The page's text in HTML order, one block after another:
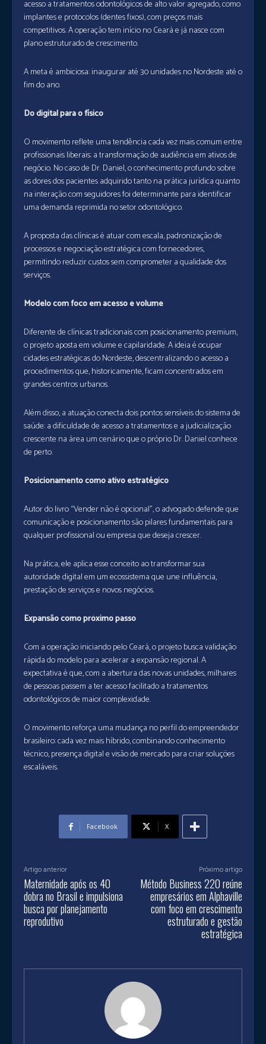
acesso a tratamentos odontológicos de alto valor agregado, como
implantes e protocolos (dentes fixos), com preços mais
competitivos. A operação tem início no Ceará e já nasce com
plano estruturado de crescimento.
A meta é ambiciosa: inaugurar até 30 unidades no Nordeste até o
fim do ano.
Do digital para o físico
O movimento reflete uma tendência cada vez mais comum entre
profissionais liberais: a transformação de audiência em ativos de
negócio. No caso de Dr. Daniel, o conhecimento profundo sobre
as dores dos pacientes adquirido tanto na prática jurídica quanto
na interação com seguidores foi determinante para identificar
uma demanda reprimida no setor odontológico.
A proposta das clínicas é atuar com escala, padronização de
processos e negociação estratégica com fornecedores,
permitindo reduzir custos sem comprometer a qualidade dos
serviços.
Modelo com foco em acesso e volume
Diferente de clínicas tradicionais com posicionamento premium,
o projeto aposta em volume e capilaridade. A ideia é ocupar
cidades estratégicas do Nordeste, descentralizando o acesso a
procedimentos que, historicamente, ficam concentrados em
grandes centros urbanos.
Além disso, a atuação conecta dois pontos sensíveis do sistema de
saúde: a dificuldade de acesso a tratamentos e a judicialização
crescente na área um cenário que o próprio Dr. Daniel conhece
de perto.
Posicionamento como ativo estratégico
Autor do livro “Vender não é opcional”, o advogado defende que
comunicação e posicionamento são pilares fundamentais para
qualquer profissional ou empresa que deseja crescer.
Na prática, ele aplica esse conceito ao transformar sua
autoridade digital em um ecossistema que une influência,
prestação de serviços e novos negócios.
Expansão como próximo passo
Com a operação iniciando pelo Ceará, o projeto busca validação
rápida do modelo para acelerar a expansão regional. A
expectativa é que, com a abertura das novas unidades, milhares
de pessoas passem a ter acesso facilitado a tratamentos
odontológicos de maior complexidade.
O movimento reforça uma mudança no perfil do empreendedor
brasileiro: cada vez mais híbrido, combinando conhecimento
técnico, presença digital e visão de mercado para criar soluções
escaláveis.
Facebook X
Artigo anterior
Maternidade após os 40
dobra no Brasil e impulsiona
busca por planejamento
reprodutivo
Próximo artigo
Método Business 220 reúne
empresários em Alphaville
com foco em crescimento
estruturado e gestão
estratégica